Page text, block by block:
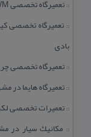
:: تعمیرگاه تخصصی SWM در مشهد | تعمیر موتور، گیربكس و عیب‌یابی برق
:: تعمیرگاه تخصصی
بادی
:: تعمیرگاه تخصصی چری در مشهد | ۱۰
:: تعمیرگاه هایما
:: تعمیرات تخصصی
:: مكانیك سیار در